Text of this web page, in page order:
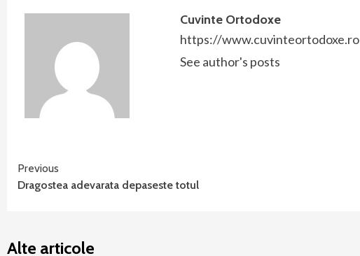
Cuvinte Ortodoxe
https://www.cuvinteortodoxe.ro
See author's posts
Continue
Reading
Previous
Dragostea adevarata depaseste totul
Alte articole